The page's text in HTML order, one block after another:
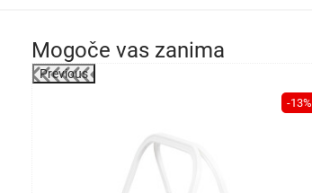
Mogoče vas zanima
Previous
-13%